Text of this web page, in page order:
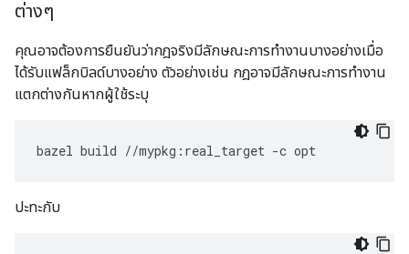
ต่างๆ
คุณอาจต้องการยืนยันว่ากฎจริงมีลักษณะการทำงานบางอย่างเมื่อ
ได้รับแฟล็กบิลด์บางอย่าง ตัวอย่างเช่น กฎอาจมีลักษณะการทำงาน
แตกต่างกันหากผู้ใช้ระบุ
bazel build //mypkg:real_target -c
ปะทะกับ